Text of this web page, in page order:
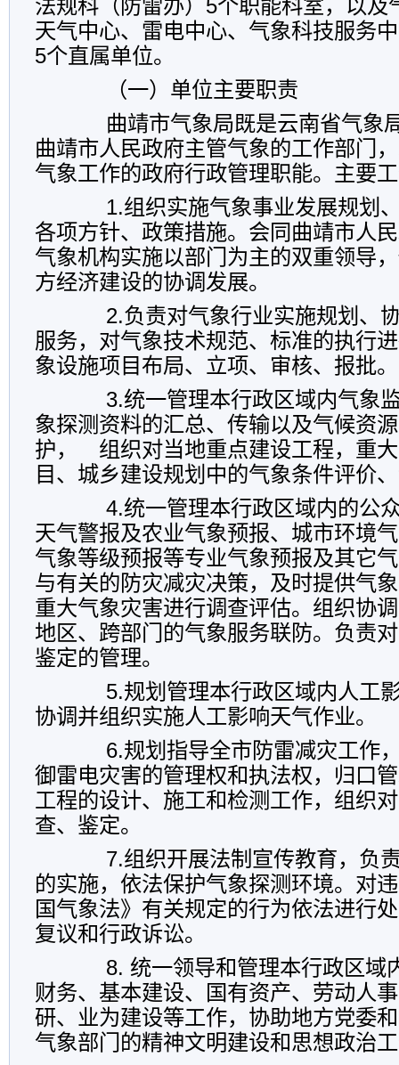
法规科（防雷办）5个职能科室，以及
天气中心、雷电中心、气象科技服务
5个直属单位。
（一）单位主要职责
曲靖市气象局既是云南省气象
曲靖市人民政府主管气象的工作部门
气象工作的政府行政管理职能。主要
1.组织实施气象事业发展规划、
各项方针、政策措施。会同曲靖市人
气象机构实施以部门为主的双重领导
方经济建设的协调发展。
2.负责对气象行业实施规划、协
服务，对气象技术规范、标准的执行
象设施项目布局、立项、审核、报批。
3.统一管理本行政区域内气象监
象探测资料的汇总、传输以及气候资
护， 组织对当地重点建设工程，重
目、城乡建设规划中的气象条件评价
4.统一管理本行政区域内的公众
天气警报及农业气象预报、城市环境
气象等级预报等专业气象预报及其它
与有关的防灾减灾决策，及时提供气
重大气象灾害进行调查评估。组织协
地区、跨部门的气象服务联防。负责
鉴定的管理。
5.规划管理本行政区域内人工影
协调并组织实施人工影响天气作业。
6.规划指导全市防雷减灾工作，
御雷电灾害的管理权和执法权，归口
工程的设计、施工和检测工作，组织
查、鉴定。
7.组织开展法制宣传教育，负责
的实施，依法保护气象探测环境。对
国气象法》有关规定的行为依法进行
复议和行政诉讼。
8. 统一领导和管理本行政区域
财务、基本建设、国有资产、劳动人
研、业为建设等工作，协助地方党委
气象部门的精神文明建设和思想政治